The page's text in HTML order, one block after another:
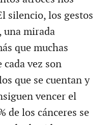
silencio, los gestos
una mirada
que muchas
cada vez son
que se cuentan y
vencer el
de los cánceres se